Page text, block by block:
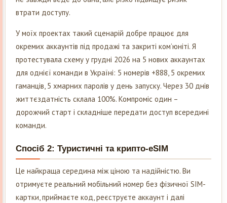
втрати доступу.
У моїх проектах такий сценарій добре працює для
окремих аккаунтів під продажі та закриті ком’юніті. Я
протестувала схему у грудні 2026 на 5 нових аккаунтах
для однієї команди в Україні: 5 номерів +888, 5 окремих
гаманців, 5 хмарних паролів у день запуску. Через 30 днів
життєздатність склала 100%. Компроміс один –
дорожчий старт і складніше передати доступ всередині
команди.
Спосіб 2: Туристичні та крипто-eSIM
Це найкраща середина між ціною та надійністю. Ви
отримуєте реальний мобільний номер без фізичної SIM-
картки, приймаєте код, реєструєте аккаунт і далі